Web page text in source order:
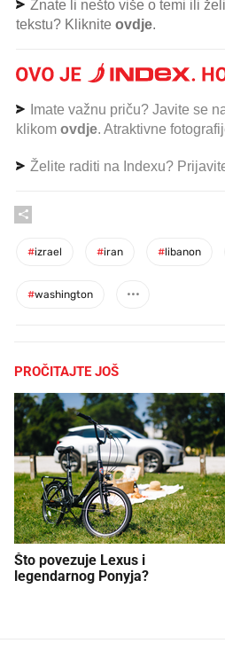
Znate li nešto više o temi ili
tekstu? Kliknite ovdje.
Imate važnu priču? Javite se
klikom ovdje. Atraktivne
Želite raditi na Indexu?
#izrael #iran #libanon
#washington
PROČITAJTE JOŠ
Što povezuje Lexus i
legendarnog Ponyja?